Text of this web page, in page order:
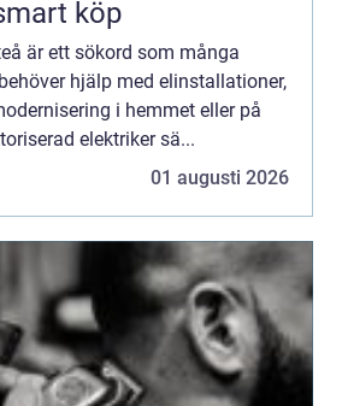
köp
är ett sökord som många
hjälp med elinstallationer,
i hemmet eller på
elektriker sä...
01 augusti 2026